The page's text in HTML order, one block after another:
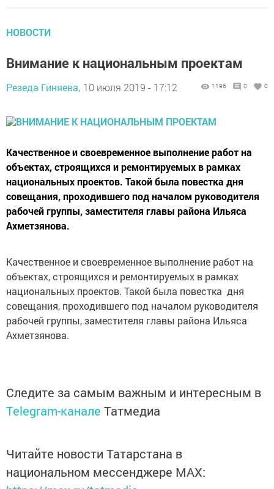
НОВОСТИ
Внимание к национальным проектам
Резеда Гиняева, 10 июля 2019 - 17:12 1196 0 0
Качественное и своевременное выполнение работ на
объектах, строящихся и ремонтируемых в рамках
национальных проектов. Такой была повестка дня
совещания, проходившего под началом руководителя
рабочей группы, заместителя главы района Ильяса
Ахметзянова.
Качественное и своевременное выполнение работ на
объектах, строящихся и ремонтируемых в рамках
национальных проектов. Такой была повестка дня
совещания, проходившего под началом руководителя
рабочей группы, заместителя главы района Ильяса
Ахметзянова.
Следите за самым важным и интересным в
Telegram-канале Татмедиа
Читайте новости Татарстана в
национальном мессенджере MАХ: